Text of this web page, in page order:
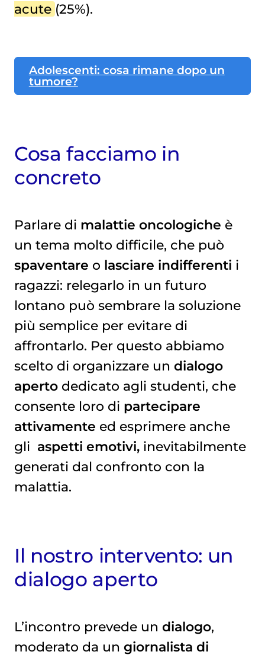
acute(25%).
Adolescenti: cosa rimane dopo un
tumore?
Cosa facciamo in
concreto
Parlare di malattie oncologiche è
un tema molto difficile, che può
spaventare o lasciare indifferenti i
ragazzi: relegarlo in un futuro
lontano può sembrare la soluzione
più semplice per evitare di
affrontarlo. Per questo abbiamo
scelto di organizzare un dialogo
apertodedicato agli studenti, che
consente loro di partecipare
attivamente ed esprimere anche
gli aspetti emotivi,inevitabilmente
generati dal confronto con la
malattia.
Il nostro intervento: un
dialogo aperto
L’incontro prevede un dialogo,
moderato da un giornalista di